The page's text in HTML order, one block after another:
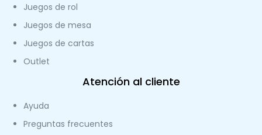
Juegos de rol
Juegos de mesa
Juegos de cartas
Outlet
Atención al cliente
Ayuda
Preguntas frecuentes